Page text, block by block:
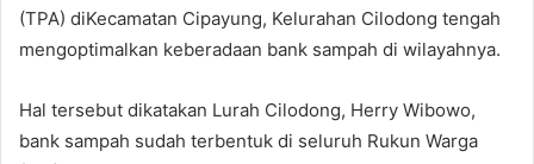
(TPA) diKecamatan Cipayung, Kelurahan Cilodong tengah
mengoptimalkan keberadaan bank sampah di wilayahnya.
Hal tersebut dikatakan Lurah Cilodong, Herry Wibowo,
bank sampah sudah terbentuk di seluruh Rukun Warga